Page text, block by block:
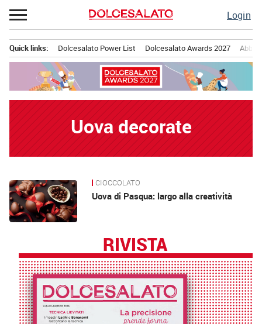
Passa
al
Login
principale
Quick links: Dolcesalato Power List Dolcesalato Awards 2027
Uova decorate
News CIOCCOLATO
Uova di Pasqua: largo alla creatività
RIVISTA